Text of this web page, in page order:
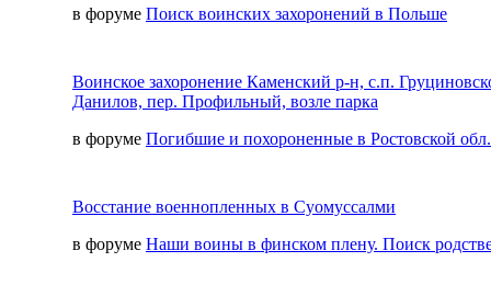
в форуме Поиск воинских захоронений в Польше
Воинское захоронение Каменский р-н, с.п.
Данилов, пер. Профильный, возле парка
в форуме Погибшие и похороненные в Ростовской обл.
Восстание военнопленных в Суомуссалми
в форуме Наши воины в финском плену. Поиск